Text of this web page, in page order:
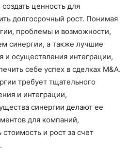
ценность для
долгосрочный рост. Понимая
проблемы и возможности,
синергии, а также лучшие
и осуществления интеграции,
себе успех в сделках M&A.
требует тщательного
и интеграции,
синергии делают ее
для компаний,
и рост за счет